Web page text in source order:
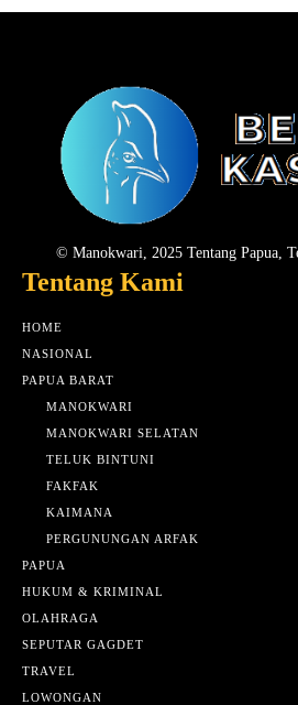
© Manokwari, 2025 Tentang Papua,
Tentang Kami
HOME
NASIONAL
PAPUA BARAT
MANOKWARI
MANOKWARI SELATAN
TELUK BINTUNI
FAKFAK
KAIMANA
PERGUNUNGAN ARFAK
PAPUA
HUKUM & KRIMINAL
OLAHRAGA
SEPUTAR GAGDET
TRAVEL
LOWONGAN